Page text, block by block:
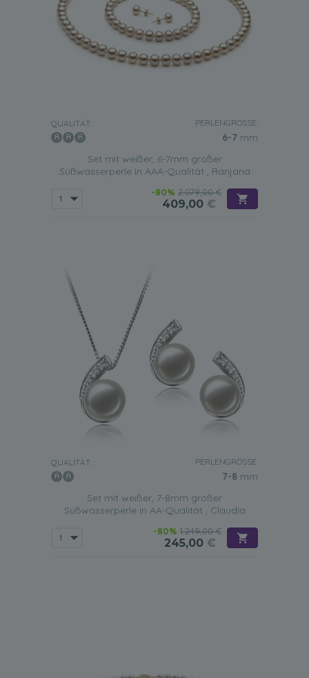
QUALITÄT: PERLENGRÖSSE:
6-7 mm
Set mit weißer, 6-7mm großer
Süßwasserperle in AAA-Qualität , Ranjana
-80% 2.079,00 €
409,00 €
QUALITÄT: PERLENGRÖSSE:
7-8 mm
Set mit weißer, 7-8mm großer
Süßwasserperle in AA-Qualität , Claudia
-80% 1.249,00 €
245,00 €